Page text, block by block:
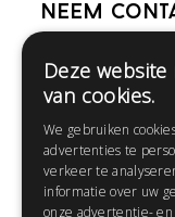
Neem
Deze
van cookies.
We gebruiken
advertenties te
verkeer te
informatie over uw
onze advertentie-